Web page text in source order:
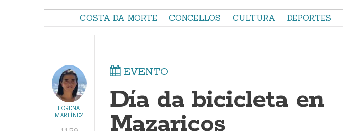
COSTA DA MORTE CONCELLOS CULTURA DEPORTES
LORENA
MARTÍNEZ
EVENTO
Día da bicicleta en
Mazaricos